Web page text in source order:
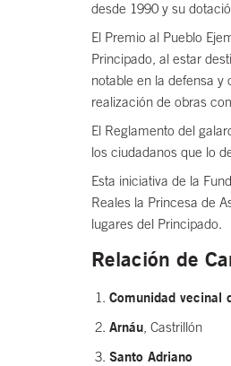
desde 1990 y su
El Premio al Pueblo
Principado, al estar
notable en la defensa
realización de obras
El Reglamento del
los ciudadanos que lo
Esta iniciativa de la
Reales la Princesa de
lugares del Principado.
Relación de
Comunidad vecinal
Arnáu , Castrillón
Santo Adriano